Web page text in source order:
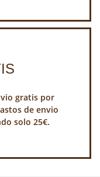
gratis por
de envio
solo 25€.